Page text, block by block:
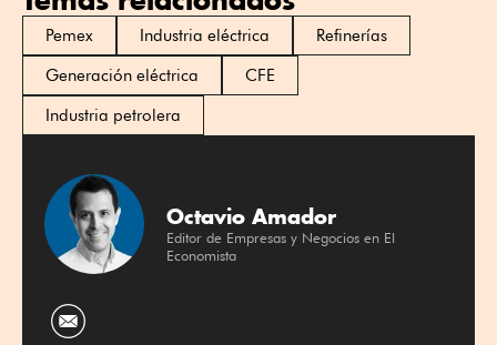
Pemex Industria eléctrica
Refinerías
Generación eléctrica
CFE
Industria petrolera
Octavio Amador
Editor de Empresas y Negocios en El
Economista